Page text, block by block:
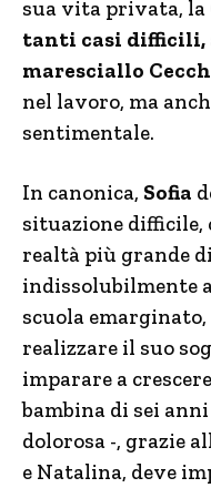
sua vita privata, la
tanti casi difficili,
maresciallo
nel lavoro, ma
sentimentale.
In canonica, Sofia
situazione difficile,
realtà più grande
indissolubilmente
scuola
realizzare il suo
imparare a
bambina di sei
dolorosa -, grazie
e Natalina, deve